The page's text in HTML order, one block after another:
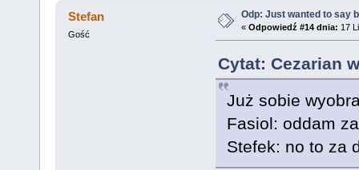
Stefan
Gość
Odp: Just wanted to say
« Odpowiedź #14 dnia: 17
Cytat: Cezarian
Już sobie
Fasiol: oddam
Stefek: no to za